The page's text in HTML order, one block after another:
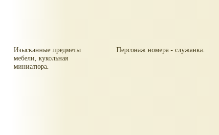
Изысканные предметы
мебели, кукольная
миниатюра.
Персонаж номера - служанка.